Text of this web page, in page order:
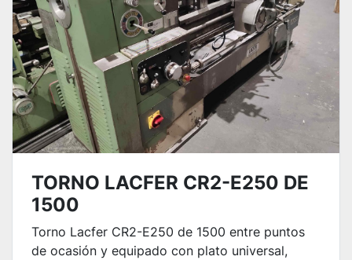
TORNO LACFER CR2-E250 DE
1500
Torno Lacfer CR2-E250 de 1500 entre puntos
de ocasión y equipado con plato universal,